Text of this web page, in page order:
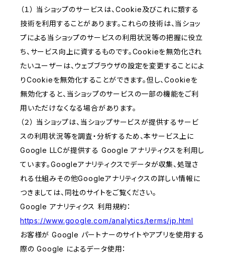
（１） 当ショップのサービスは、Cookie及びこれに類する
技術を利用することがあります。これらの技術は、当ショッ
プによる当ショップのサービスの利用状況等の把握に役立
ち、サービス向上に資するものです。Cookieを無効化され
たいユーザーは、ウェブブラウザの設定を変更することによ
りCookieを無効化することができます。但し、Cookieを
無効化すると、当ショップのサービスの一部の機能をご利
用いただけなくなる場合があります。
（２） 当ショップは、当ショップサービスが提供するサービ
スの利用状況等を調査・分析するため、本サービス上に
Google LLCが提供する Google アナリティクスを利用し
ています。Googleアナリティクスでデータが収集、処理さ
れる仕組みその他Googleアナリティクスの詳しい情報に
つきましては、同社のサイトをご覧ください。
Google アナリティクス 利用規約：
https://www.google.com/analytics/terms/jp.html
お客様が Google パートナーのサイトやアプリを使用する
際の Google によるデータ使用：